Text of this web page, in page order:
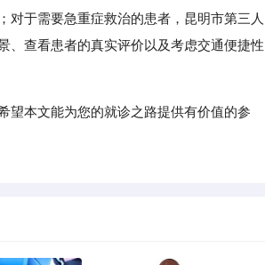
对于需要急重症救治的患者，昆明市第三人
、查看患者的真实评价以及考虑交通便捷性
望本文能为您的就诊之路提供有价值的参